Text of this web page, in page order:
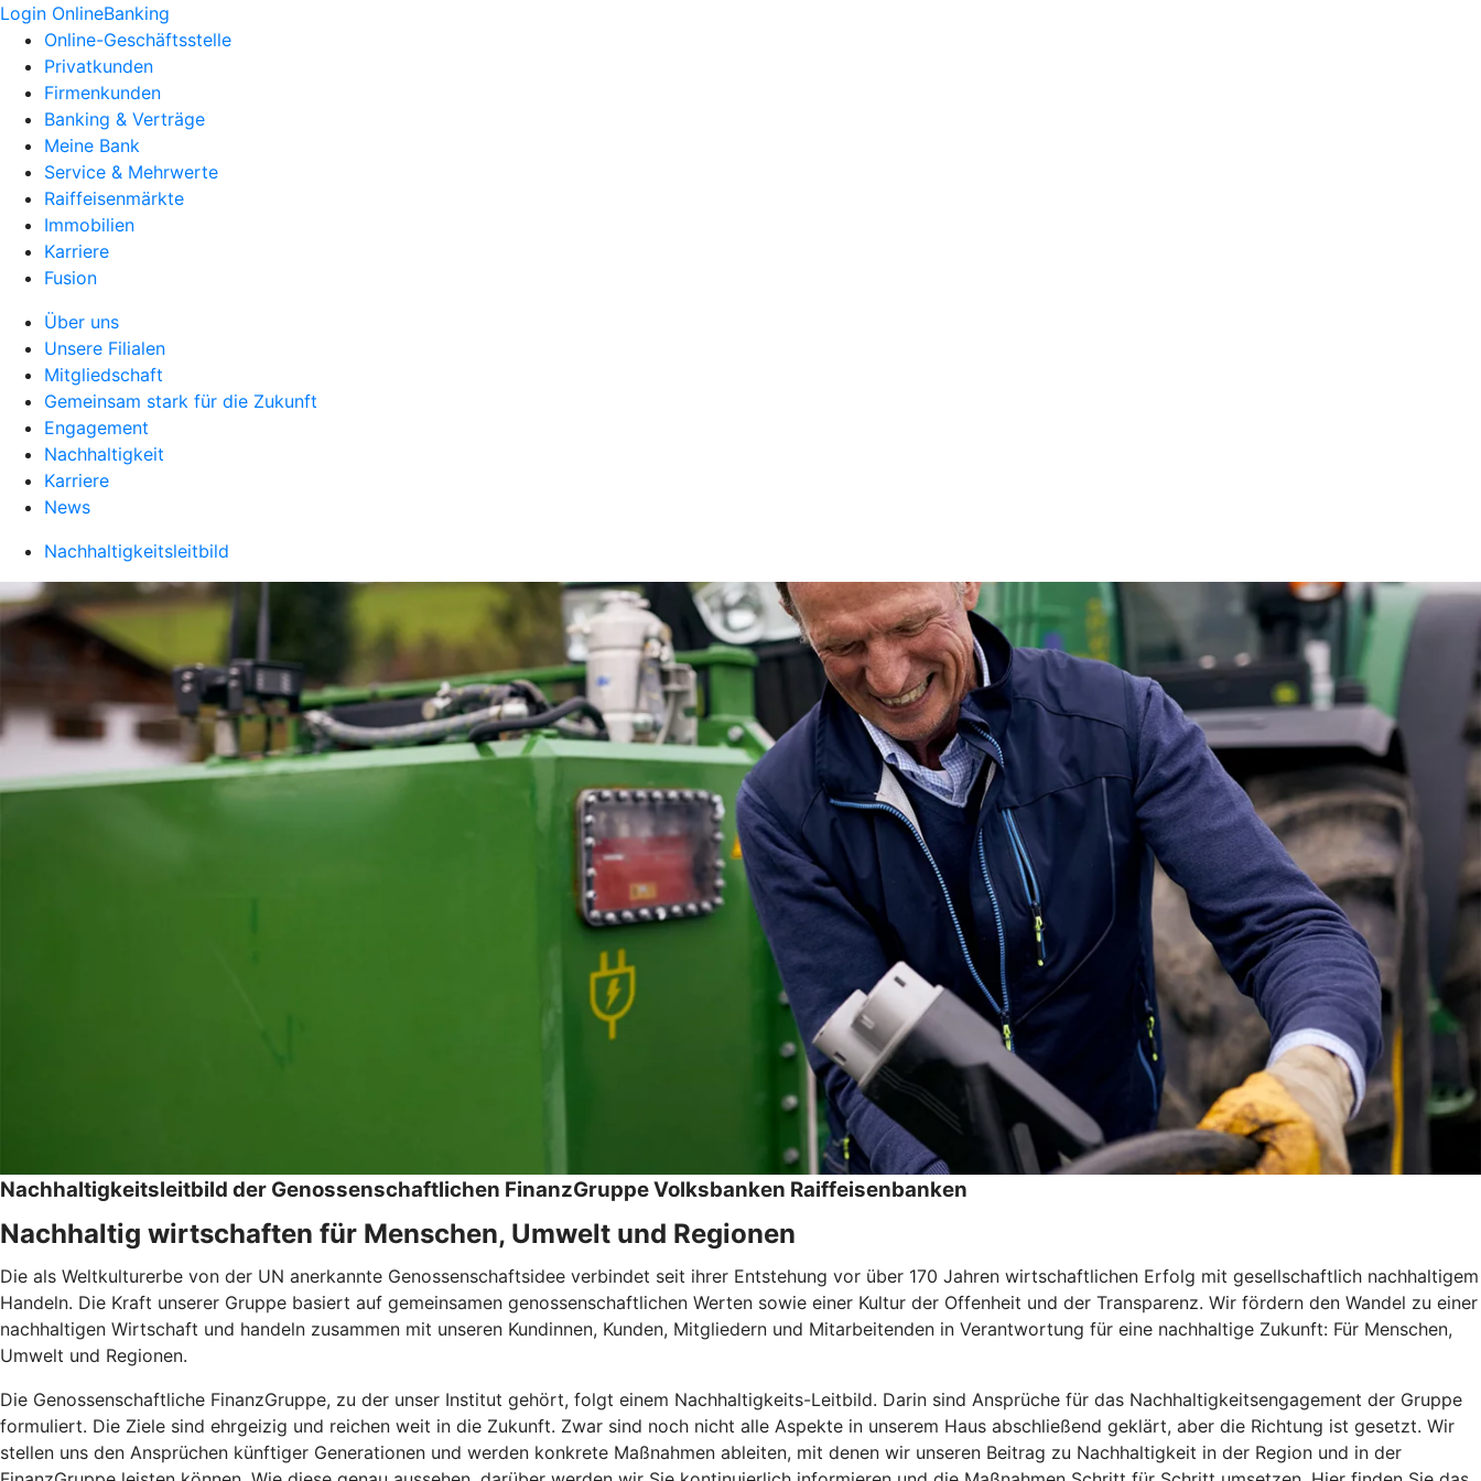
Login OnlineBanking
Online-Geschäftsstelle
Privatkunden
Firmenkunden
Banking & Verträge
Meine Bank
Service & Mehrwerte
Raiffeisenmärkte
Immobilien
Karriere
Fusion
Über uns
Unsere Filialen
Mitgliedschaft
Gemeinsam stark für die Zukunft
Engagement
Nachhaltigkeit
Karriere
News
Nachhaltigkeitsleitbild
Nachhaltigkeitsleitbild der Genossenschaftlichen FinanzGruppe Volksbanken Raiffeisenbanken
Nachhaltig wirtschaften für Menschen, Umwelt und Regionen
Die als Weltkulturerbe von der UN anerkannte Genossenschaftsidee verbindet seit ihrer Entstehung vor über 170 Jahren wirtschaftlichen Erfolg mit gesellschaftlich nachhaltigem
Handeln. Die Kraft unserer Gruppe basiert auf gemeinsamen genossenschaftlichen Werten sowie einer Kultur der Offenheit und der Transparenz. Wir fördern den Wandel zu einer
nachhaltigen Wirtschaft und handeln zusammen mit unseren Kundinnen, Kunden, Mitgliedern und Mitarbeitenden in Verantwortung für eine nachhaltige Zukunft: Für Menschen,
Umwelt und Regionen.
Die Genossenschaftliche FinanzGruppe, zu der unser Institut gehört, folgt einem Nachhaltigkeits-Leitbild. Darin sind Ansprüche für das Nachhaltigkeitsengagement der Gruppe
formuliert. Die Ziele sind ehrgeizig und reichen weit in die Zukunft. Zwar sind noch nicht alle Aspekte in unserem Haus abschließend geklärt, aber die Richtung ist gesetzt. Wir
stellen uns den Ansprüchen künftiger Generationen und werden konkrete Maßnahmen ableiten, mit denen wir unseren Beitrag zu Nachhaltigkeit in der Region und in der